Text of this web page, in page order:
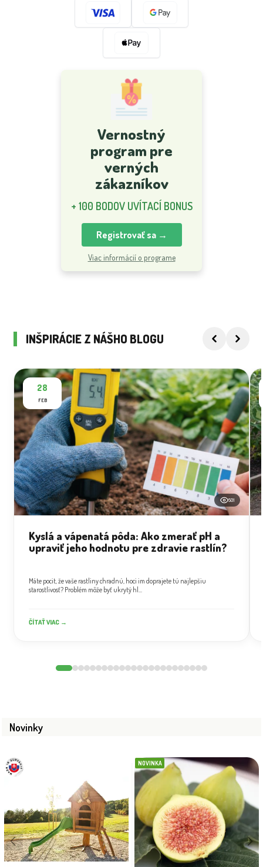
Vernostný
program pre
verných
zákazníkov
+ 100 BODOV UVÍTACÍ BONUS
Registrovať sa →
Viac informácií o programe
INŠPIRÁCIE Z NÁŠHO BLOGU
28
FEB
501
Kyslá a vápenatá pôda: Ako zmerať pH a
upraviť jeho hodnotu pre zdravie rastlín?
Máte pocit, že vaše rastliny chradnú, hoci im doprajete tú najlepšiu
starostlivosť? Problém môže byť ukrytý hl...
ČÍTAŤ VIAC →
Novinky
NOVINKA